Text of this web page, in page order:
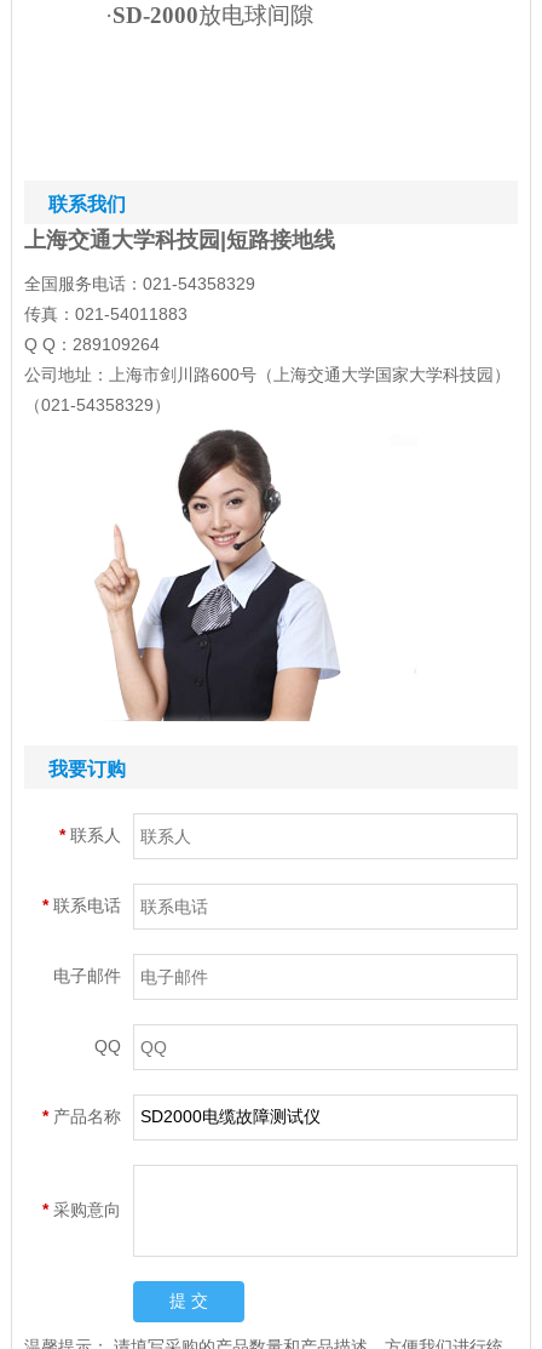
·SD-2000放电球间隙
联系我们
上海交通大学科技园|短路接地线
全国服务电话：021-54358329
传真：021-54011883
Q Q：289109264
公司地址：上海市剑川路600号（上海交通大学国家大学科技园）
（021-54358329）
我要订购
*联系人
*联系电话
电子邮件
QQ
* 产品名称
*采购意向